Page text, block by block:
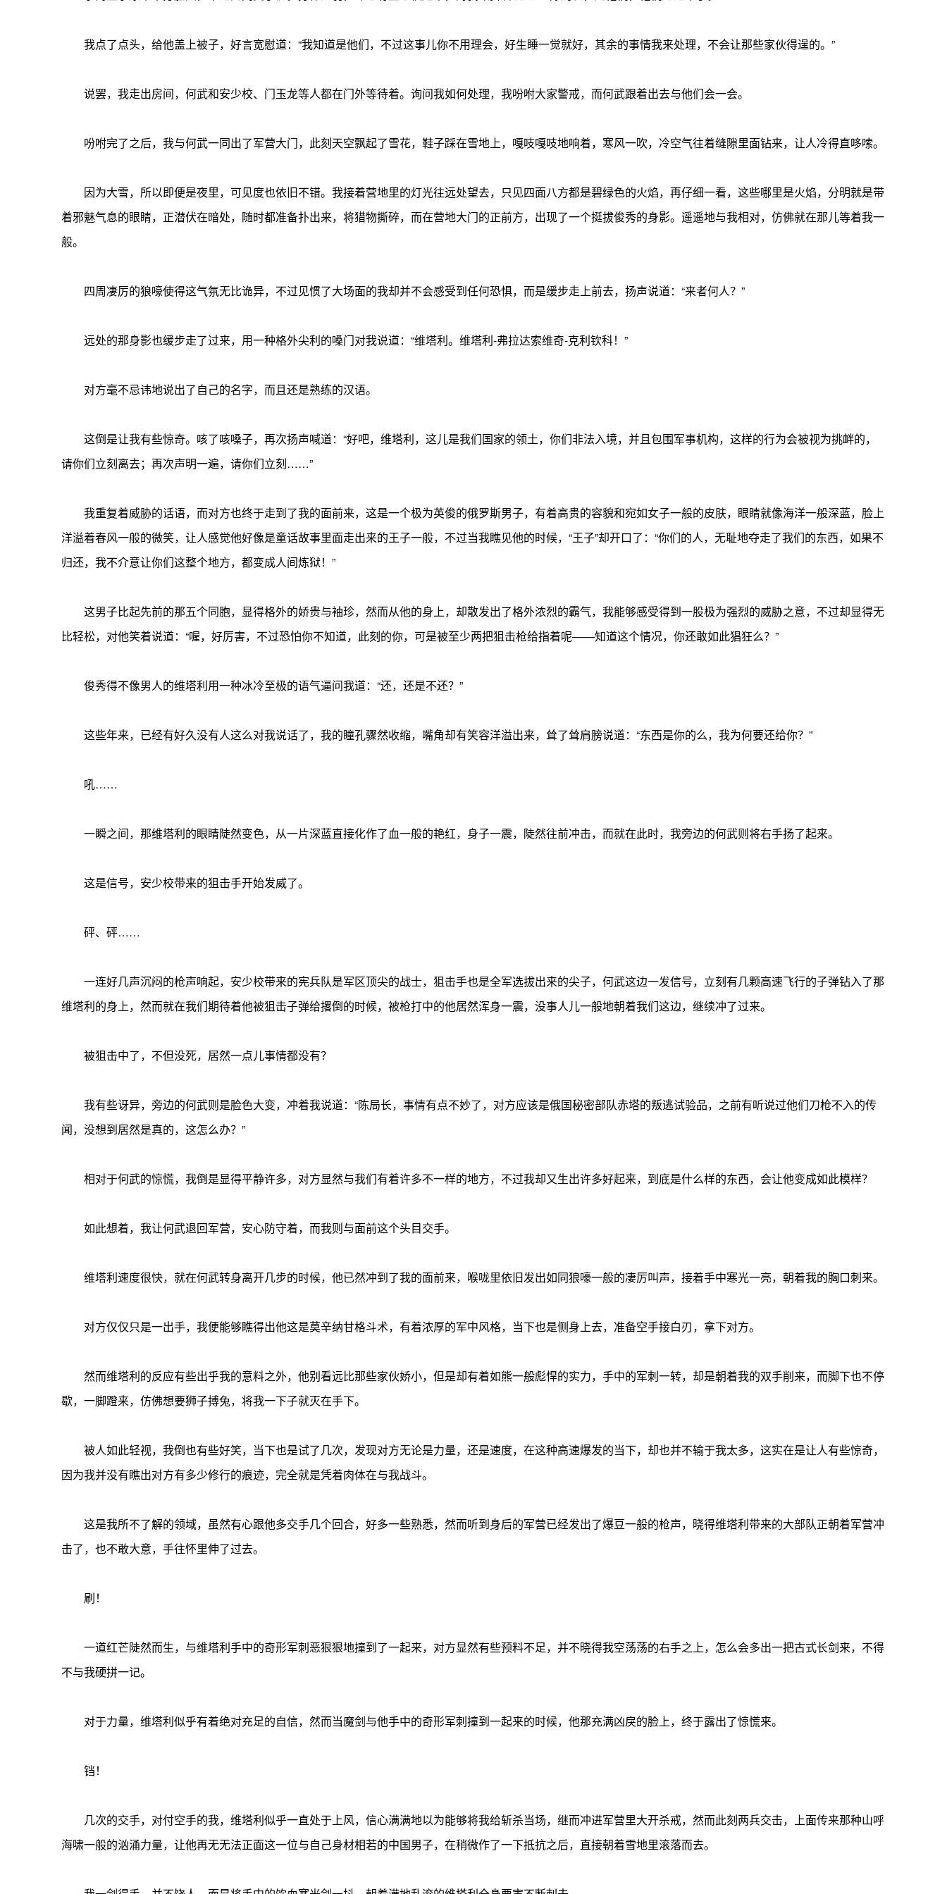
我点了点头，给他盖上被子，好言宽慰道：“我知道是他们，不过这事儿你不用理会，好生睡一觉就好，其余的事情我来处理，不会让那些家伙得逞的。”
说罢，我走出房间，何武和安少校、门玉龙等人都在门外等待着。询问我如何处理，我吩咐大家警戒，而何武跟着出去与他们会一会。
吩咐完了之后，我与何武一同出了军营大门，此刻天空飘起了雪花，鞋子踩在雪地上，嘎吱嘎吱地响着，寒风一吹，冷空气往着缝隙里面钻来，让人冷得直哆嗦。
因为大雪，所以即便是夜里，可见度也依旧不错。我接着营地里的灯光往远处望去，只见四面八方都是碧绿色的火焰，再仔细一看，这些哪里是火焰，分明就是带
着邪魅气息的眼睛，正潜伏在暗处，随时都准备扑出来，将猎物撕碎，而在营地大门的正前方，出现了一个挺拔俊秀的身影。遥遥地与我相对，仿佛就在那儿等着我一
般。
四周凄厉的狼嚎使得这气氛无比诡异，不过见惯了大场面的我却并不会感受到任何恐惧，而是缓步走上前去，扬声说道：“来者何人？”
远处的那身影也缓步走了过来，用一种格外尖利的嗓门对我说道：“维塔利。维塔利-弗拉达索维奇-克利钦科！”
对方毫不忌讳地说出了自己的名字，而且还是熟练的汉语。
这倒是让我有些惊奇。咳了咳嗓子，再次扬声喊道：“好吧，维塔利，这儿是我们国家的领土，你们非法入境，并且包围军事机构，这样的行为会被视为挑衅的，
请你们立刻离去；再次声明一遍，请你们立刻……”
我重复着威胁的话语，而对方也终于走到了我的面前来，这是一个极为英俊的俄罗斯男子，有着高贵的容貌和宛如女子一般的皮肤，眼睛就像海洋一般深蓝，脸上
洋溢着春风一般的微笑，让人感觉他好像是童话故事里面走出来的王子一般，不过当我瞧见他的时候，“王子”却开口了：“你们的人，无耻地夺走了我们的东西，如果不
归还，我不介意让你们这整个地方，都变成人间炼狱！”
这男子比起先前的那五个同胞，显得格外的娇贵与袖珍，然而从他的身上，却散发出了格外浓烈的霸气，我能够感受得到一股极为强烈的威胁之意，不过却显得无
比轻松，对他笑着说道：“喔，好厉害，不过恐怕你不知道，此刻的你，可是被至少两把狙击枪给指着呢——知道这个情况，你还敢如此猖狂么？”
俊秀得不像男人的维塔利用一种冰冷至极的语气逼问我道：“还，还是不还？”
这些年来，已经有好久没有人这么对我说话了，我的瞳孔骤然收缩，嘴角却有笑容洋溢出来，耸了耸肩膀说道：“东西是你的么，我为何要还给你？”
吼……
一瞬之间，那维塔利的眼睛陡然变色，从一片深蓝直接化作了血一般的艳红，身子一震，陡然往前冲击，而就在此时，我旁边的何武则将右手扬了起来。
这是信号，安少校带来的狙击手开始发威了。
砰、砰……
一连好几声沉闷的枪声响起，安少校带来的宪兵队是军区顶尖的战士，狙击手也是全军选拔出来的尖子，何武这边一发信号，立刻有几颗高速飞行的子弹钻入了那
维塔利的身上，然而就在我们期待着他被狙击子弹给撂倒的时候，被枪打中的他居然浑身一震，没事人儿一般地朝着我们这边，继续冲了过来。
被狙击中了，不但没死，居然一点儿事情都没有？
我有些讶异，旁边的何武则是脸色大变，冲着我说道：“陈局长，事情有点不妙了，对方应该是俄国秘密部队赤塔的叛逃试验品，之前有听说过他们刀枪不入的传
闻，没想到居然是真的，这怎么办？”
相对于何武的惊慌，我倒是显得平静许多，对方显然与我们有着许多不一样的地方，不过我却又生出许多好起来，到底是什么样的东西，会让他变成如此模样？
如此想着，我让何武退回军营，安心防守着，而我则与面前这个头目交手。
维塔利速度很快，就在何武转身离开几步的时候，他已然冲到了我的面前来，喉咙里依旧发出如同狼嚎一般的凄厉叫声，接着手中寒光一亮，朝着我的胸口刺来。
对方仅仅只是一出手，我便能够瞧得出他这是莫辛纳甘格斗术，有着浓厚的军中风格，当下也是侧身上去，准备空手接白刃，拿下对方。
然而维塔利的反应有些出乎我的意料之外，他别看远比那些家伙娇小，但是却有着如熊一般彪悍的实力，手中的军刺一转，却是朝着我的双手削来，而脚下也不停
歇，一脚蹬来，仿佛想要狮子搏兔，将我一下子就灭在手下。
被人如此轻视，我倒也有些好笑，当下也是试了几次，发现对方无论是力量，还是速度，在这种高速爆发的当下，却也并不输于我太多，这实在是让人有些惊奇，
因为我并没有瞧出对方有多少修行的痕迹，完全就是凭着肉体在与我战斗。
这是我所不了解的领域，虽然有心跟他多交手几个回合，好多一些熟悉，然而听到身后的军营已经发出了爆豆一般的枪声，晓得维塔利带来的大部队正朝着军营冲
击了，也不敢大意，手往怀里伸了过去。
刷！
一道红芒陡然而生，与维塔利手中的奇形军刺恶狠狠地撞到了一起来，对方显然有些预料不足，并不晓得我空荡荡的右手之上，怎么会多出一把古式长剑来，不得
不与我硬拼一记。
对于力量，维塔利似乎有着绝对充足的自信，然而当魔剑与他手中的奇形军刺撞到一起来的时候，他那充满凶戾的脸上，终于露出了惊慌来。
铛！
几次的交手，对付空手的我，维塔利似乎一直处于上风，信心满满地以为能够将我给斩杀当场，继而冲进军营里大开杀戒，然而此刻两兵交击，上面传来那种山呼
海啸一般的汹涌力量，让他再无无法正面这一位与自己身材相若的中国男子，在稍微作了一下抵抗之后，直接朝着雪地里滚落而去。